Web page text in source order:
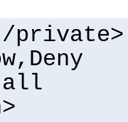
private>
all